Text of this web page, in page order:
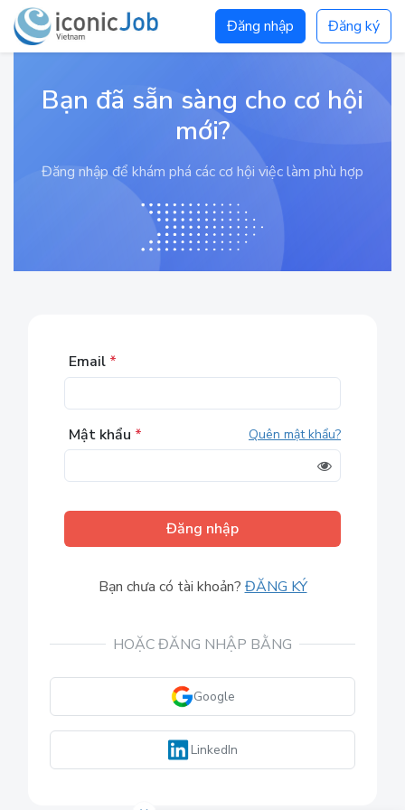
Đăng nhập Đăng ký
Bạn đã sẵn sàng cho cơ hội
mới?
Đăng nhập để khám phá các cơ hội việc làm phù hợp
Email *
Mật khẩu * Quên mật khẩu?
Đăng nhập
Bạn chưa có tài khoản? ĐĂNG KÝ
HOẶC ĐĂNG NHẬP BẰNG
Google
LinkedIn